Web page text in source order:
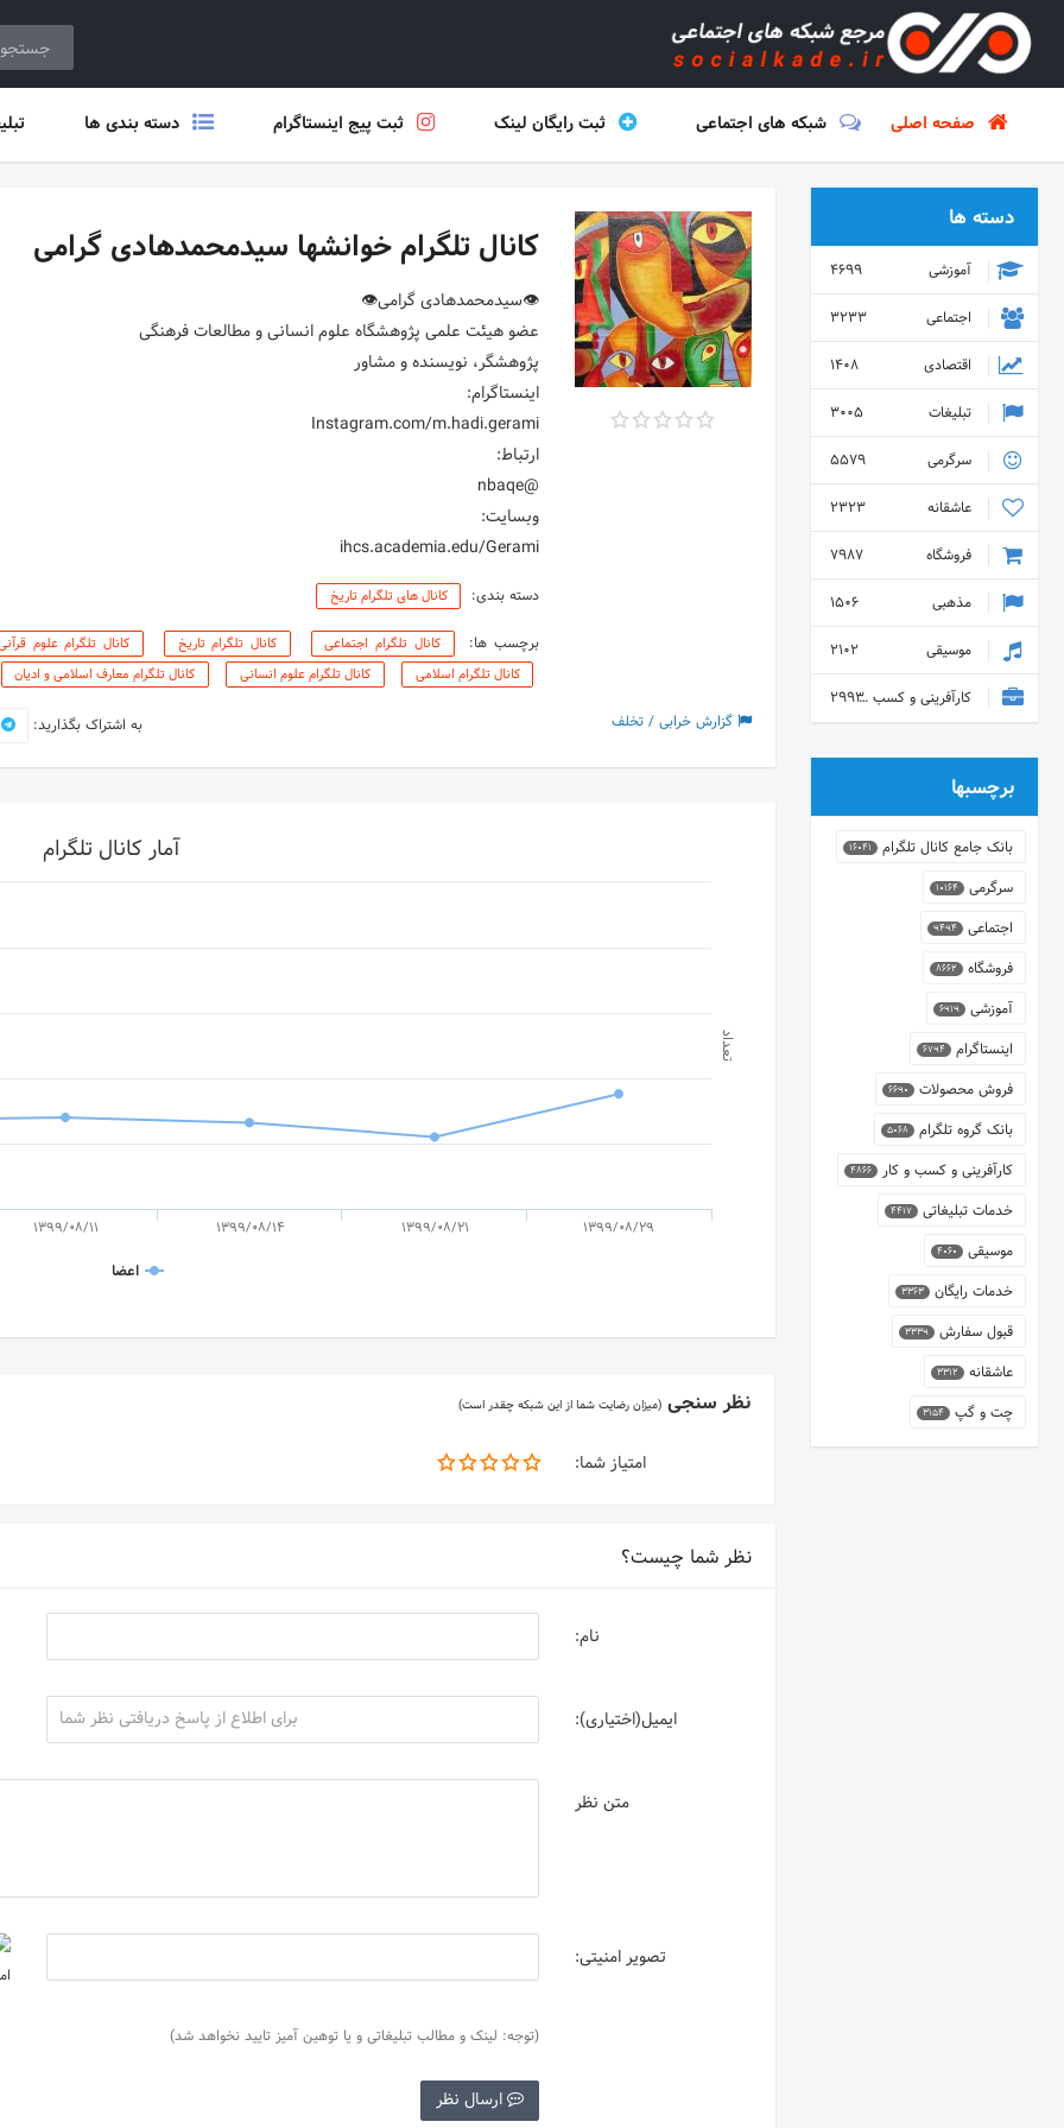
صفحه اصلی شبکه های اجتماعی ثبت رایگان لینک ثبت پیج اینستاگرام دسته بندی ها
کانال تلگرام خوانشها سیدمحمدهادی گرامی
عضو هیئت علمی پژوهشگاه علوم انسانی و مطالعات فرهنگی
پژوهشگر، نویسنده و مشاور
ihcs.academia.edu/Gerami
دسته بندی: کانال های تلگرام تاریخ
برچسب ها: کانال تلگرام اجتماعی کانال تلگرام تاریخ کانال تلگرام علوم
کانال تلگرام اسلامی
کانال تلگرام علوم انسانی کانال تلگرام معارف اسلامی و ادیان
به اشتراک بگذارید: گزارش خرابی / تخلف
تعداد
آمار کانال تلگرام
اعضا
1399/08/11 1399/08/14 1399/08/21 1399/08/29
نظر سنجی(میزان رضایت شما از این شبکه چقدر است)
امتیاز شما:
نظر شما چیست؟
نام:
ایمیل(اختیاری):
متن نظر
تصویر امنیتی:
(توجه: لینک و مطالب تبلیغاتی و یا توهین آمیز تایید نخواهد شد)
ارسال نظر
دسته ها
آموزشی
4699
اجتماعی
3233
اقتصادی
1408
تبلیغات
3005
سرگرمی
5579
عاشقانه
2323
فروشگاه
7987
مذهبی
1506
موسیقی
2102
کارآفرینی و کسب و کار 2993
برچسبها
بانک جامع کانال تلگرام 16041
سرگرمی 10164
اجتماعی 9494
فروشگاه 8662
آموزشی 6919
اینستاگرام 6794
فروش محصولات 6690
بانک گروه تلگرام 5068
کارآفرینی و کسب و کار 4866
خدمات تبلیغاتی 4417
موسیقی 4060
خدمات رایگان 3363
قبول سفارش 3339
عاشقانه 3312
چت و گپ 3154